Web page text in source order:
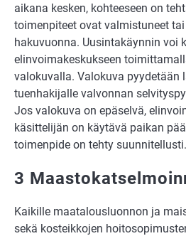
aikana kesken, kohteeseen on
toimenpiteet ovat valmistuneet
hakuvuonna. Uusintakäynnin voi
elinvoimakeskukseen
valokuvalla. Valokuva pyydetään
tuenhakijalle valvonnan
Jos valokuva on epäselvä,
käsittelijän on käytävä paikan
toimenpide on tehty suunnitellusti.
3
Kaikille maatalousluonnon ja
sekä kosteikkojen